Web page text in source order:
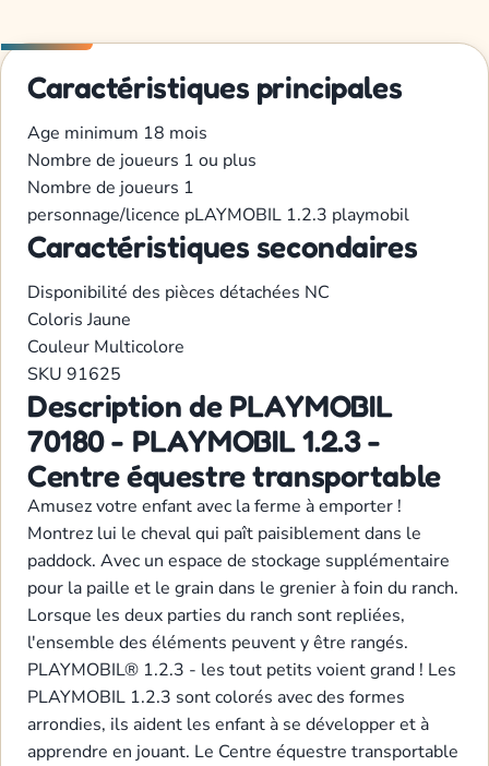
Caractéristiques principales
Age minimum 18 mois
Nombre de joueurs 1 ou plus
Nombre de joueurs 1
personnage/licence pLAYMOBIL 1.2.3 playmobil
Caractéristiques secondaires
Disponibilité des pièces détachées NC
ColorisJaune
Couleur Multicolore
SKU 91625
Description de PLAYMOBIL
70180 - PLAYMOBIL 1.2.3 -
Centre équestre transportable
Amusez votre enfant avec la ferme à emporter !
Montrez lui le cheval qui paît paisiblement dans le
paddock. Avec un espace de stockage supplémentaire
pour la paille et le grain dans le grenier à foin du ranch.
Lorsque les deux parties du ranch sont repliées,
l'ensemble des éléments peuvent y être rangés.
PLAYMOBIL® 1.2.3 - les tout petits voient grand ! Les
PLAYMOBIL 1.2.3 sont colorés avec des formes
arrondies, ils aident les enfant à se développer et à
apprendre en jouant. Le Centre équestre transportable